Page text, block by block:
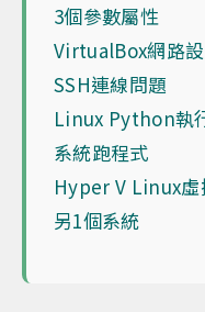
3個參數屬性
VirtualBox網路
SSH連線問題
Linux Python執
系統跑程式
Hyper V Linux
另1個系統